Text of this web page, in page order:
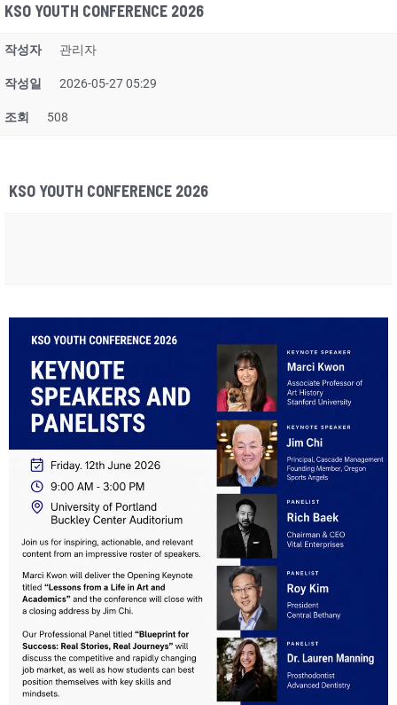
KSO YOUTH CONFERENCE 2026
작성자 관리자
작성일 2026-05-27 05:29
조회 508
KSO YOUTH CONFERENCE 2026